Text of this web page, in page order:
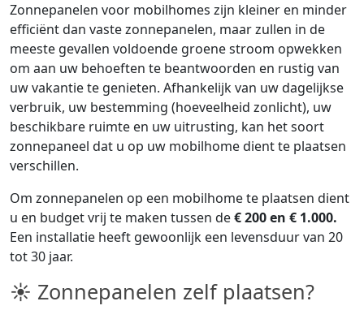
Zonnepanelen voor mobilhomes zijn kleiner en minder
efficiënt dan vaste zonnepanelen, maar zullen in de
meeste gevallen voldoende groene stroom opwekken
om aan uw behoeften te beantwoorden en rustig van
uw vakantie te genieten. Afhankelijk van uw dagelijkse
verbruik, uw bestemming (hoeveelheid zonlicht), uw
beschikbare ruimte en uw uitrusting, kan het soort
zonnepaneel dat u op uw mobilhome dient te plaatsen
verschillen.
Om zonnepanelen op een mobilhome te plaatsen dient
u en budget vrij te maken tussen de€ 200 en € 1.000.
Een installatie heeft gewoonlijk een levensduur van 20
tot 30 jaar.
☀ Zonnepanelen zelf plaatsen?